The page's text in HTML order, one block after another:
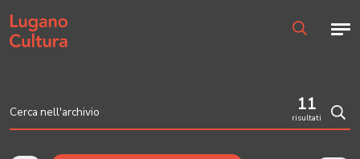
Home page
11
risultati